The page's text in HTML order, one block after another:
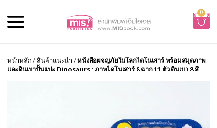
0
หน้าหลัก /สินค้าแนะนำ /หนังสือผจญภัยในโลกไดโนเสาร์ พร้อมสมุดภาพ
และดินเบาปั้นแปะ Dinosaurs : ภาพไดโนเสาร์ 8 ฉาก 11 ตัว ดินเบา 8 สี